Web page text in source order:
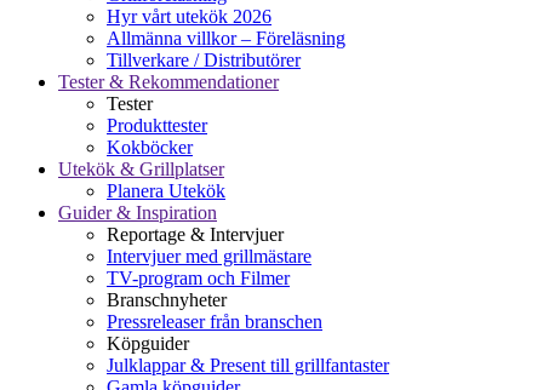
Hyr vårt utekök 2026
Allmänna villkor – Föreläsning
Tillverkare / Distributörer
Tester & Rekommendationer
Tester
Produkttester
Kokböcker
Utekök & Grillplatser
Planera Utekök
Guider & Inspiration
Reportage & Intervjuer
Intervjuer med grillmästare
TV-program och Filmer
Branschnyheter
Pressreleaser från branschen
Köpguider
Julklappar & Present till grillfantaster